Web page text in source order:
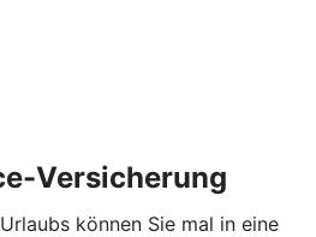
Versicherung
können Sie mal in eine